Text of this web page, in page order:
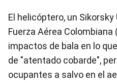
El helicóptero, un
Fuerza Aérea Colombiana
impactos de bala en lo
de "atentado cobarde",
ocupantes a salvo en el